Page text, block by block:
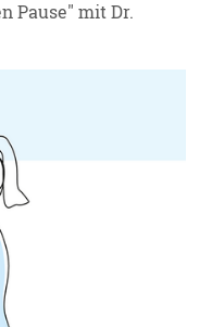
Pause" mit Dr.